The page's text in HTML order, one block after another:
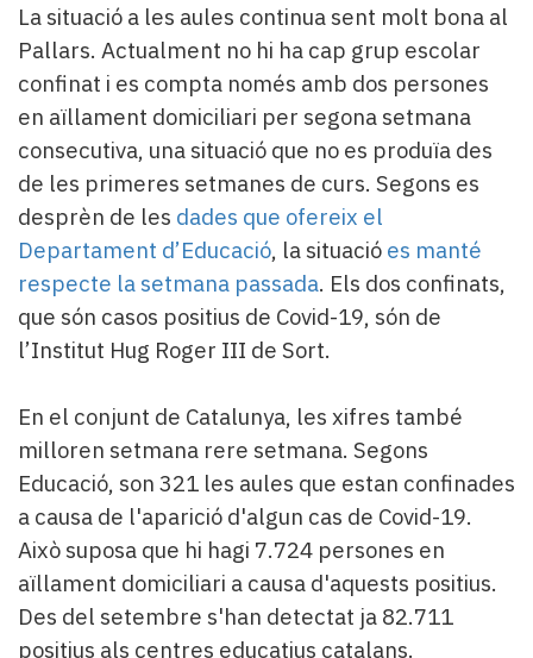
Contingut
patrocinat
Lo
més
llegit...
Editorial
La situació a les aules continua sent molt bona al
Pallars. Actualment no hi ha cap grup escolar
confinat i es compta només amb dos persones
en aïllament domiciliari per segona setmana
consecutiva, una situació que no es produïa des
de les primeres setmanes de curs. Segons es
desprèn de les dades que ofereix el
Departament d’Educació, la situació es manté
respecte la setmana passada. Els dos confinats,
que són casos positius de Covid-19, són de
l’Institut Hug Roger III de Sort.
En el conjunt de Catalunya, les xifres també
milloren setmana rere setmana. Segons
Educació, son 321 les aules que estan confinades
a causa de l'aparició d'algun cas de Covid-19.
Això suposa que hi hagi 7.724 persones en
aïllament domiciliari a causa d'aquests positius.
Des del setembre s'han detectat ja 82.711
positius als centres educatius catalans.